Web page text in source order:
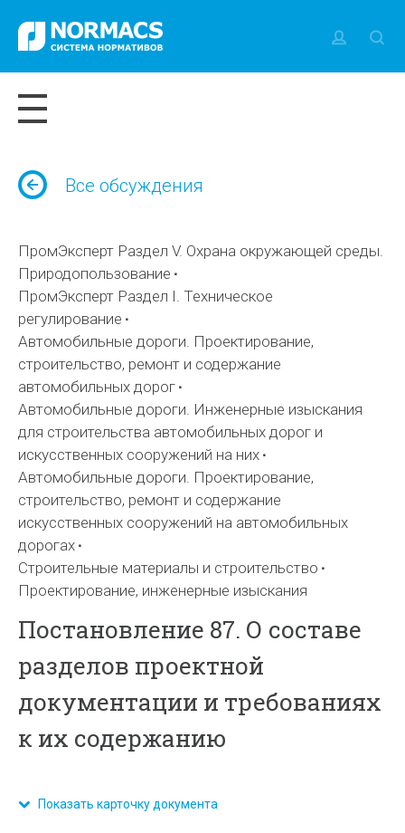
Все обсуждения
ПромЭксперт Раздел V. Охрана окружающей среды.
Природопользование
ПромЭксперт Раздел I. Техническое
регулирование
Автомобильные дороги. Проектирование,
строительство, ремонт и содержание
автомобильных дорог
Автомобильные дороги. Инженерные изыскания
для строительства автомобильных дорог и
искусственных сооружений на них
Автомобильные дороги. Проектирование,
строительство, ремонт и содержание
искусственных сооружений на автомобильных
дорогах
Строительные материалы и строительство
Проектирование, инженерные изыскания
Постановление 87. О составе
разделов проектной
документации и требованиях
к их содержанию
Показать карточку документа